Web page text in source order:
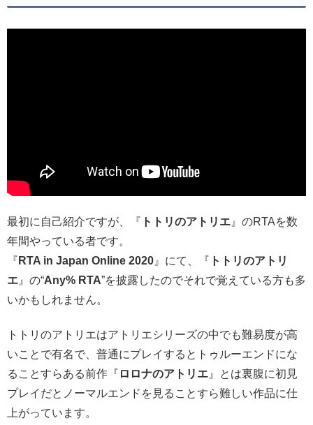
最初に自己紹介ですが、『 トトリのアトリエ 』のRTAを数
年間やっている者です。
『 RTA in Japan Online 2020 』にて、『 トトリのアトリ
エ 』の“Any% RTA”を披露したのでそれで覚えている方も多
いかもしれません。
トトリのアトリエはアトリエシリーズの中でも難易度が高
いことで有名で、普通にプレイするとトゥルーエンドにな
ることすらある前作『 ロロナのアトリエ 』とは裏腹に初見
プレイだとノーマルエンドを見ることすら難しい作品に仕
上がっています。